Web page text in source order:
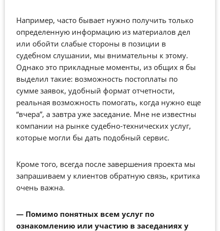
Например, часто бывает нужно получить только
определенную информацию из материалов дел
или обойти слабые стороны в позиции в
судебном слушании, мы внимательны к этому.
Однако это прикладные моменты, из общих я бы
выделил такие: возможность постоплаты по
сумме заявок, удобный формат отчетности,
реальная возможность помогать, когда нужно еще
“вчера”, а завтра уже заседание. Мне не известны
компании на рынке судебно-технических услуг,
которые могли бы дать подобный сервис.
Кроме того, всегда после завершения проекта мы
запрашиваем у клиентов обратную связь, критика
очень важна.
— Помимо понятных всем услуг по
ознакомлению или участию в заседаниях у